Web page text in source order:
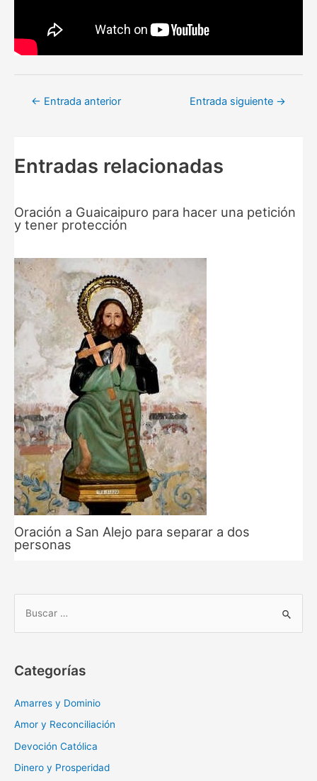
Navegación
← Entrada anterior Entrada siguiente →
Entradas relacionadas
Oración a Guaicaipuro para hacer una petición
y tener protección
Oración a San Alejo para separar a dos
personas
a
r
Categorías
Amarres y Dominio
Amor y Reconciliación
Devoción Católica
Dinero y Prosperidad